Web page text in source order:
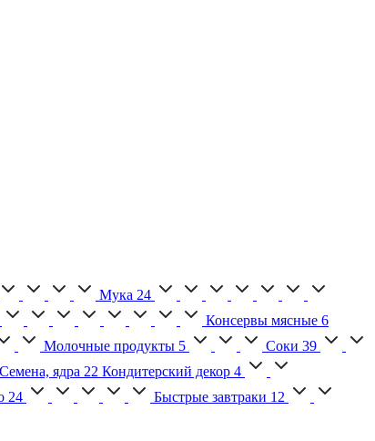
Мука 24
Консервы мясные 6
Молочные продукты 5 Соки 39
Семена, ядра 22 Кондитерский декор 4
24 Быстрые завтраки 12